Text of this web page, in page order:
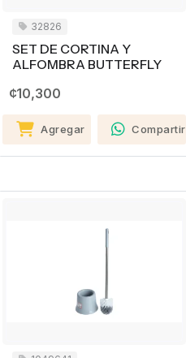
32826
SET DE CORTINA Y
ALFOMBRA BUTTERFLY
¢10,300
Agregar Compartir